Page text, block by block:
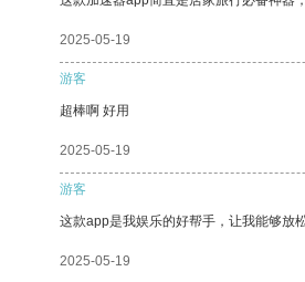
2025-05-19
游客
超棒啊 好用
2025-05-19
游客
这款app是我娱乐的好帮手，让我能够放
2025-05-19